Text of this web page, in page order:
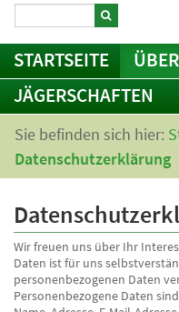
STARTSEITE
JÄGERSCHAFTEN
Sie befinden sich hier:
Datenschutzerklärung
Wir freuen uns über Ihr
Daten ist für uns
personenbezogenen Daten
Personenbezogene Daten